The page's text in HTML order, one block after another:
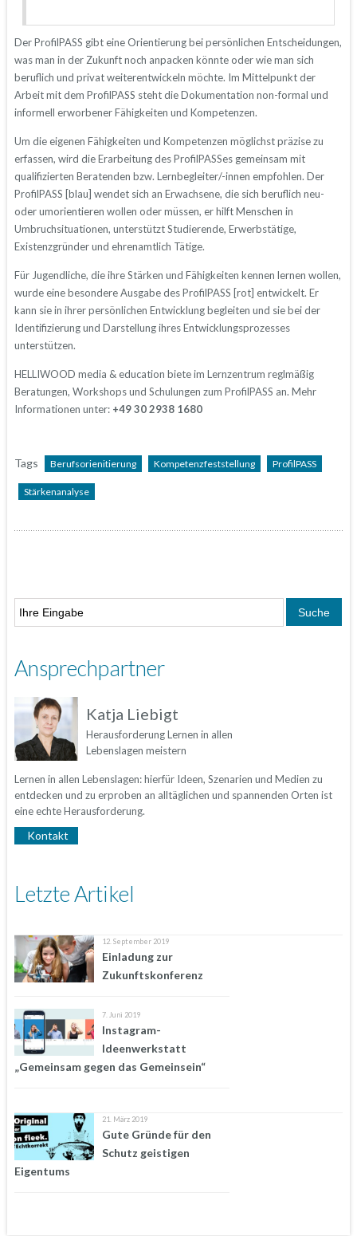
Der ProfilPASS gibt eine Orientierung bei persönlichen Entscheidungen,
was man in der Zukunft noch anpacken könnte oder wie man sich
beruflich und privat weiterentwickeln möchte. Im Mittelpunkt der
Arbeit mit dem ProfilPASS steht die Dokumentation non-formal und
informell erworbener Fähigkeiten und Kompetenzen.
Um die eigenen Fähigkeiten und Kompetenzen möglichst präzise zu
erfassen, wird die Erarbeitung des ProfilPASSes gemeinsam mit
qualifizierten Beratenden bzw. Lernbegleiter/-innen empfohlen. Der
ProfilPASS [blau] wendet sich an Erwachsene, die sich beruflich neu-
oder umorientieren wollen oder müssen, er hilft Menschen in
Umbruchsituationen, unterstützt Studierende, Erwerbstätige,
Existenzgründer und ehrenamtlich Tätige.
Für Jugendliche, die ihre Stärken und Fähigkeiten kennen lernen wollen,
wurde eine besondere Ausgabe des ProfilPASS [rot] entwickelt. Er
kann sie in ihrer persönlichen Entwicklung begleiten und sie bei der
Identifizierung und Darstellung ihres Entwicklungsprozesses
unterstützen.
HELLIWOOD media & education biete im Lernzentrum reglmäßig
Beratungen, Workshops und Schulungen zum ProfilPASS an. Mehr
Informationen unter: +49 30 2938 1680
Tags Berufsorienitierung Kompetenzfeststellung ProfilPASS
Stärkenanalyse
Ansprechpartner
Katja Liebigt
Herausforderung Lernen in allen
Lebenslagen meistern
Lernen in allen Lebenslagen: hierfür Ideen, Szenarien und Medien zu
entdecken und zu erproben an alltäglichen und spannenden Orten ist
eine echte Herausforderung.
Kontakt
Letzte Artikel
12. September 2019
Einladung zur
Zukunftskonferenz
7. Juni 2019
Instagram-
Ideenwerkstatt
„Gemeinsam gegen das Gemeinsein“
21. März 2019
Gute Gründe für den
Schutz geistigen
Eigentums